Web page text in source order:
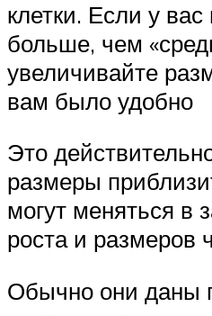
клетки. Если у
больше, чем
увеличивайте
вам было удобно
Это
размеры
могут меняться в
роста и размеров
Обычно они даны